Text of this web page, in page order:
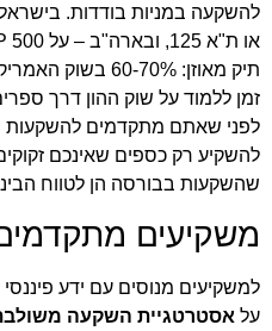
זמן ללמוד על שוק ההון דרך
לפני שאתם מתקדמים להשקעות
להשקיע רק כספים שאינכם
שהשקעות בבורסה הן לטווח
משקיעים
על אסטרטגיית השקעה